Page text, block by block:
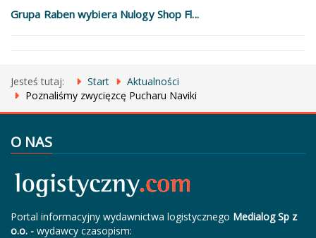
Grupa Raben wybiera Nulogy Shop Fl...
Jesteś tutaj: Start
Aktualności
Poznaliśmy zwycięzcę Pucharu Naviki
O NAS
Portal informacyjny wydawnictwa logistycznego Medialog Sp z
o.o. - wydawcy czasopism: